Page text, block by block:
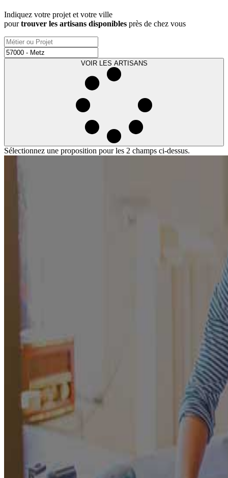
Indiquez votre projet et votre ville
pourtrouver les artisans disponibles près de chez vous
Sélectionnez une proposition pour les 2 champs ci-dessus.